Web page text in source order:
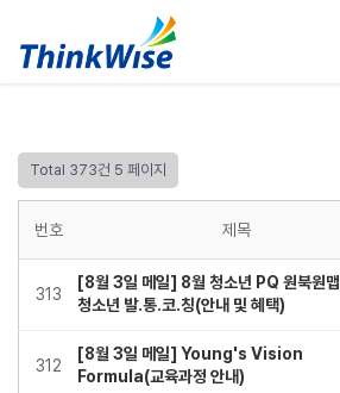
Total 373건 5 페이지
번호 제목
313
[8월 3일 메일] 8월 청소년 PQ 원북원맵,
청소년 발.통.코.칭(안내 및 혜택)
312
[8월 3일 메일] Young's Vision
Formula(교육과정 안내)